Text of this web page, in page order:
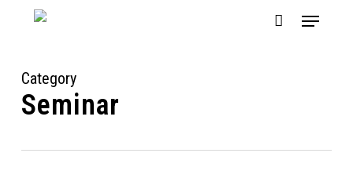
Menu
Category
Seminar